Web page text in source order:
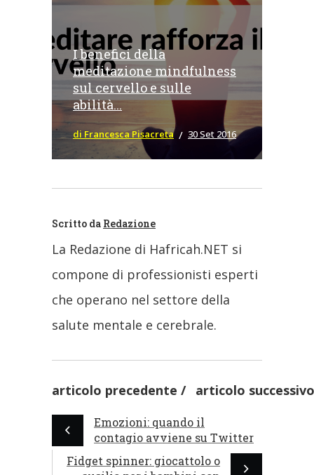
I benefici della
meditazione mindfulness
sul cervello e sulle
abilità...
di Francesca Pisacreta 30 Set 2016
Scritto da Redazione
La Redazione di Hafricah.NET si
compone di professionisti esperti
che operano nel settore della
salute mentale e cerebrale.
articolo precedente articolo successivo
Emozioni: quando il
contagio avviene su Twitter
Fidget spinner: giocattolo o